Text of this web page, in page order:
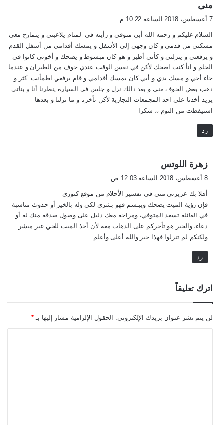
ق
ل
منى:
7 أغسطس، 2018 الساعة 10:22 م
السلام عليكم و رحمه الله أبي متوفي و رأيته في المنام يلاعبني و يتمازح معي
مسكني من قدمي و كان وجهي إلى الأسفل و يمسك أفدامي من أسفل القدم
و يرفعني و ينزلني و كأني أطير و هو كان مبسوط و يضحك و أخوتي كانوا في
الحلم و انأ كنت اضحك لأكن في نفس الوقت عندي خوف من الطيران و عندما
جاء أخي و مسك يدي و أبي كان يمسك أقدامي و قام برفعي اطمأنت اكثر و
ذهب بعض الخوف مني و بعد ذالك نزل و جلس في السيارة ينطرنا أنا و بناتي
يريد أخدنا على احد المجمعات التجارية لأكن تأخرنا و ما نزلنا و بعدها
استيقظت من النوم ،، شكرا
رد
ي
ق
ل
زهرة اللوتس:
8 أغسطس، 2018 الساعة 12:03 ص
أهلا بك عزيزتي منى في تفسير الأحلام من موقع كنوزي
فإن رؤية الميت يضحك ويبتسم فهو بشرى لكي وله بالخير أو حدوث مناسبة
في العائلة تسعد المتوفي، ومزاحه معك دليل على وصول صدقة منك له أو
دعاء، والخير هو تأخركم على الذهاب معه لأن أخذ الميت للحي غير مبشر
ولكنكم لم تنزلوا فهذا خير والله أعلى وأعلم.
رد
اترك تعليقاً
لن يتم نشر عنوان بريدك الإلكتروني. الحقول الإلزامية مشار إليها بـ *